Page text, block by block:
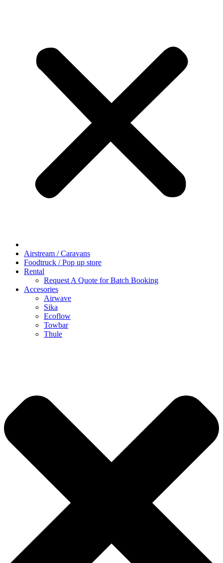
Airstream / Caravans
Foodtruck / Pop up store
Rental
Request A Quote for Batch Booking
Accesories
Airwave
Sika
Ecoflow
Towbar
Thule